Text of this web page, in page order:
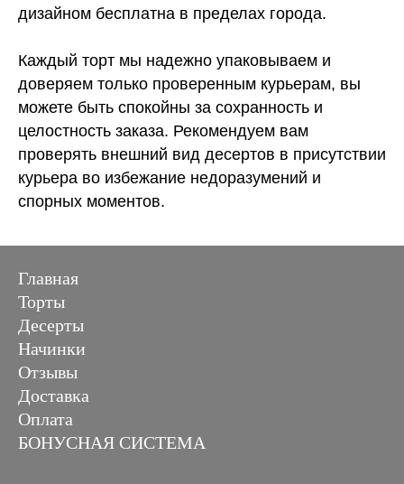
дизайном бесплатна в пределах города.
Каждый торт мы надежно упаковываем и
доверяем только проверенным курьерам, вы
можете быть спокойны за сохранность и
целостность заказа. Рекомендуем вам
проверять внешний вид десертов в присутствии
курьера во избежание недоразумений и
спорных моментов.
Главная
Торты
Десерты
Начинки
Отзывы
Доставка
Оплата
БОНУСНАЯ СИСТЕМА